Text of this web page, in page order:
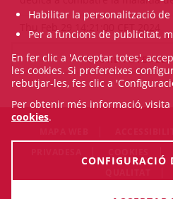
Thu Feb 29 14:21:00 CET 2024
VEURE TOTES
Habilitar la personalització
Per a funcions de publicitat,
En fer clic a 'Acceptar totes',
les cookies. Si prefereixes
rebutjar-les, fes clic a
Per obtenir més informació,
cookies.
CONFIGURACIÓ